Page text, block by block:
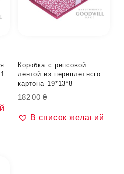
Коробка с репсовой
лентой из переплетного
картона 19*13*8
182.00 ₴
В список желаний